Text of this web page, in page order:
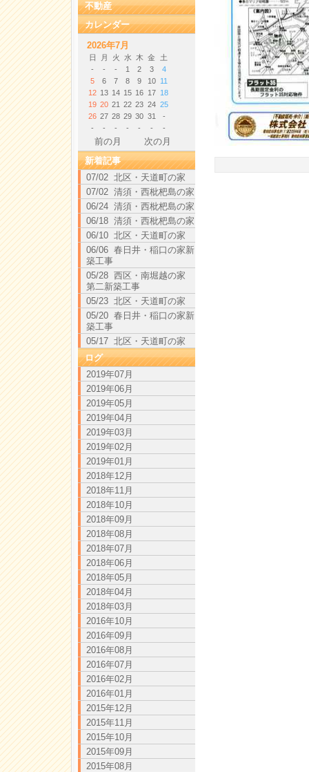
不動産
カレンダー
2026年7月
日 月 火 水 木 金
土
-
- - 1 2 3
4
5
6 7 8 9 10
11
12 13 14 15 16 17
18
19 20 21 22 23 24 25
26 27 28 29 30 31
-
-
- - - - - -
前の月
次の月
新着記事
07/02 北区・天道町の家
07/02 清須・西枇杷島の家
06/24 清須・西枇杷島の家
06/18 清須・西枇杷島の家
06/10 北区・天道町の家
06/06 春日井・稲口の家新
築工事
05/28 西区・南堀越の家
第二新築工事
05/23 北区・天道町の家
05/20 春日井・稲口の家新
築工事
05/17 北区・天道町の家
ログ
2019年07月
2019年06月
2019年05月
2019年04月
2019年03月
2019年02月
2019年01月
2018年12月
2018年11月
2018年10月
2018年09月
2018年08月
2018年07月
2018年06月
2018年05月
2018年04月
2018年03月
2016年10月
2016年09月
2016年08月
2016年07月
2016年02月
2016年01月
2015年12月
2015年11月
2015年10月
2015年09月
2015年08月